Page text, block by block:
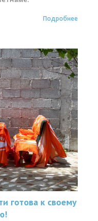
Подробнее
готова к своему